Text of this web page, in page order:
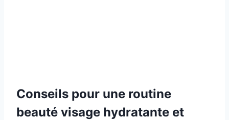
Conseils pour une routine
beauté visage hydratante et